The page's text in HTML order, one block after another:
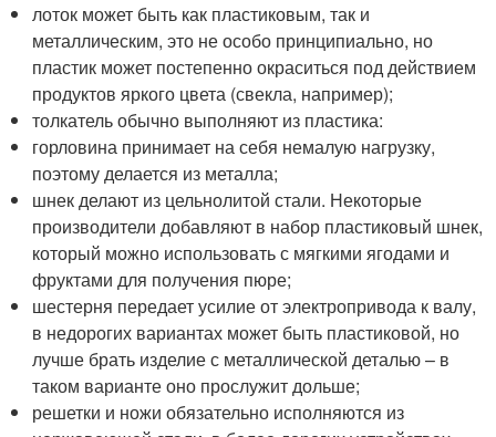
лоток может быть как пластиковым, так и
металлическим, это не особо принципиально, но
пластик может постепенно окраситься под действием
продуктов яркого цвета (свекла, например);
толкатель обычно выполняют из пластика:
горловина принимает на себя немалую нагрузку,
поэтому делается из металла;
шнек делают из цельнолитой стали. Некоторые
производители добавляют в набор пластиковый шнек,
который можно использовать с мягкими ягодами и
фруктами для получения пюре;
шестерня передает усилие от электропривода к валу,
в недорогих вариантах может быть пластиковой, но
лучше брать изделие с металлической деталью – в
таком варианте оно прослужит дольше;
решетки и ножи обязательно исполняются из